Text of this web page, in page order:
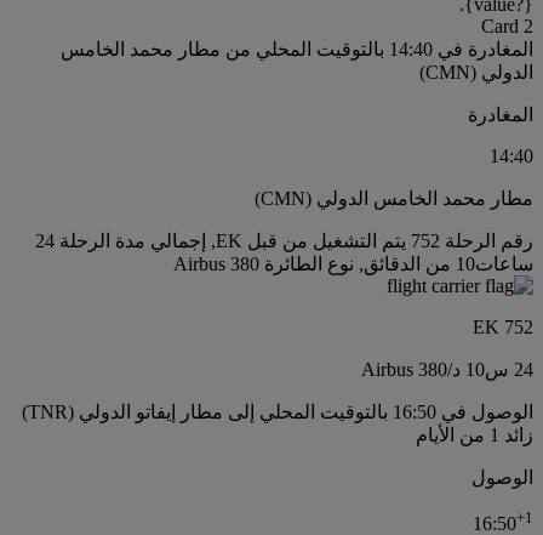
Card 2
المغادرة في 14:40 بالتوقيت المحلي من مطار محمد الخامس
الدولي (CMN)
المغادرة
14:40
مطار محمد الخامس الدولي (CMN)
رقم الرحلة 752 يتم التشغيل من قبل EK, إجمالي مدة الرحلة 24
ساعات10 من الدقائق, نوع الطائرة Airbus 380
EK 752
24 س 10 د /
Airbus 380
الوصول في 16:50 بالتوقيت المحلي إلى مطار إيفاتو الدولي (TNR)
زائد 1 من الأيام
الوصول
16:50+1